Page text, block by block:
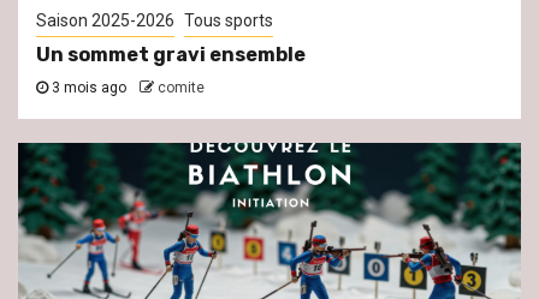
Saison 2025-2026 Tous sports
Un sommet gravi ensemble
3 mois ago comite